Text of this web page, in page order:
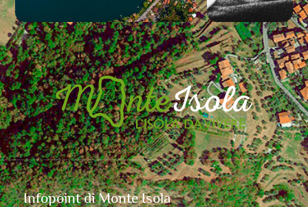
Infopoint di Monte Isola